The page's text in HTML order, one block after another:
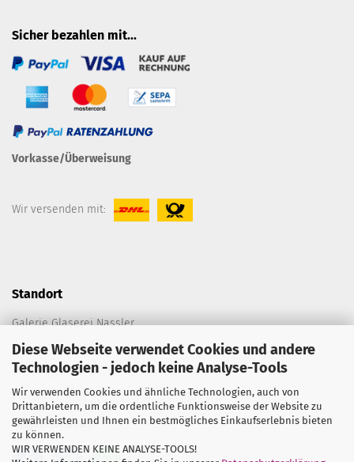
Diese Webseite verwendet Cookies und andere
Technologien - jedoch keine Analyse-Tools
Wir verwenden Cookies und ähnliche Technologien, auch von
Drittanbietern, um die ordentliche Funktionsweise der Website zu
gewährleisten und Ihnen ein bestmögliches Einkaufserlebnis bieten
zu können.
WIR VERWENDEN KEINE ANALYSE-TOOLS!
Sicher bezahlen mit...
Vorkasse/Überweisung
Wir versenden mit:
Standort
Galerie Glaserei Nassler
Spitalplatz C 198
86633 Neuburg an der Donau
E-Mail:die@galerie-glaserei-nassler.de
Folgen Sie uns...